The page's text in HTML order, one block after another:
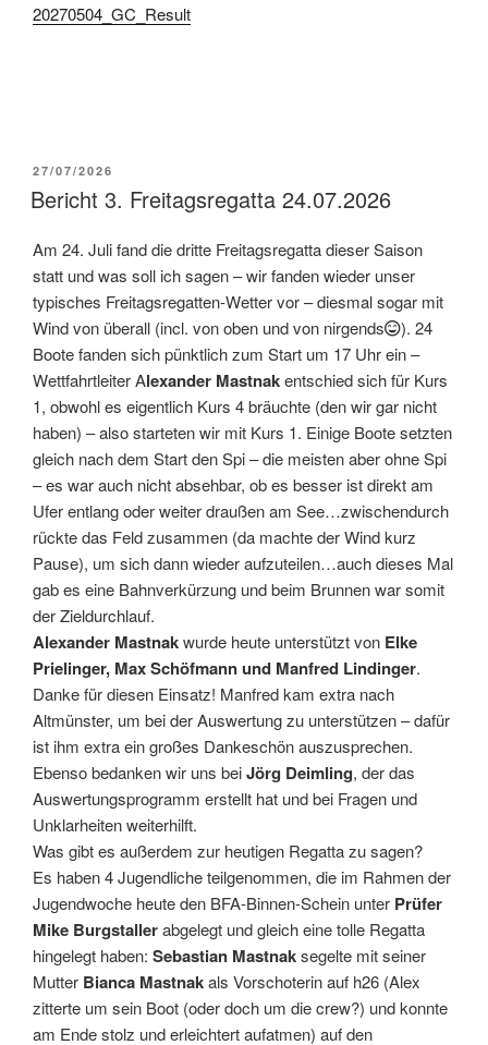
20270504_GC_Result
VERÖFFENTLICHT
AM
27/07/2026
Bericht 3. Freitagsregatta 24.07.2026
Am 24. Juli fand die dritte Freitagsregatta dieser Saison
statt und was soll ich sagen – wir fanden wieder unser
typisches Freitagsregatten-Wetter vor – diesmal sogar mit
Wind von überall (incl. von oben und von nirgends
). 24
Boote fanden sich pünktlich zum Start um 17 Uhr ein –
Wettfahrtleiter Alexander Mastnakentschied sich für Kurs
1, obwohl es eigentlich Kurs 4 bräuchte (den wir gar nicht
haben) – also starteten wir mit Kurs 1. Einige Boote setzten
gleich nach dem Start den Spi – die meisten aber ohne Spi
– es war auch nicht absehbar, ob es besser ist direkt am
Ufer entlang oder weiter draußen am See…zwischendurch
rückte das Feld zusammen (da machte der Wind kurz
Pause), um sich dann wieder aufzuteilen…auch dieses Mal
gab es eine Bahnverkürzung und beim Brunnen war somit
der Zieldurchlauf.
Alexander Mastnakwurde heute unterstützt von Elke
Prielinger, Max Schöfmann und Manfred Lindinger.
Danke für diesen Einsatz! Manfred kam extra nach
Altmünster, um bei der Auswertung zu unterstützen – dafür
ist ihm extra ein großes Dankeschön auszusprechen.
Ebenso bedanken wir uns beiJörg Deimling, der das
Auswertungsprogramm erstellt hat und bei Fragen und
Unklarheiten weiterhilft.
Was gibt es außerdem zur heutigen Regatta zu sagen?
Es haben 4 Jugendliche teilgenommen, die im Rahmen der
Jugendwoche heute den BFA-Binnen-Schein unter Prüfer
Mike Burgstallerabgelegt und gleich eine tolle Regatta
hingelegt haben: Sebastian Mastnaksegelte mit seiner
Mutter Bianca Mastnakals Vorschoterin auf h26 (Alex
zitterte um sein Boot (oder doch um die crew?) und konnte
am Ende stolz und erleichtert aufatmen) auf den